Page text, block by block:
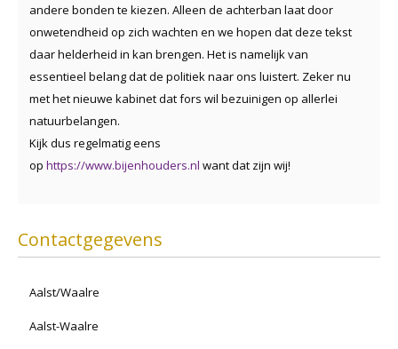
andere bonden te kiezen. Alleen de achterban laat door
onwetendheid op zich wachten en we hopen dat deze tekst
daar helderheid in kan brengen. Het is namelijk van
essentieel belang dat de politiek naar ons luistert. Zeker nu
met het nieuwe kabinet dat fors wil bezuinigen op allerlei
natuurbelangen.
Kijk dus regelmatig eens
op https://www.bijenhouders.nl want dat zijn wij!
Contactgegevens
Aalst/Waalre
Aalst-Waalre